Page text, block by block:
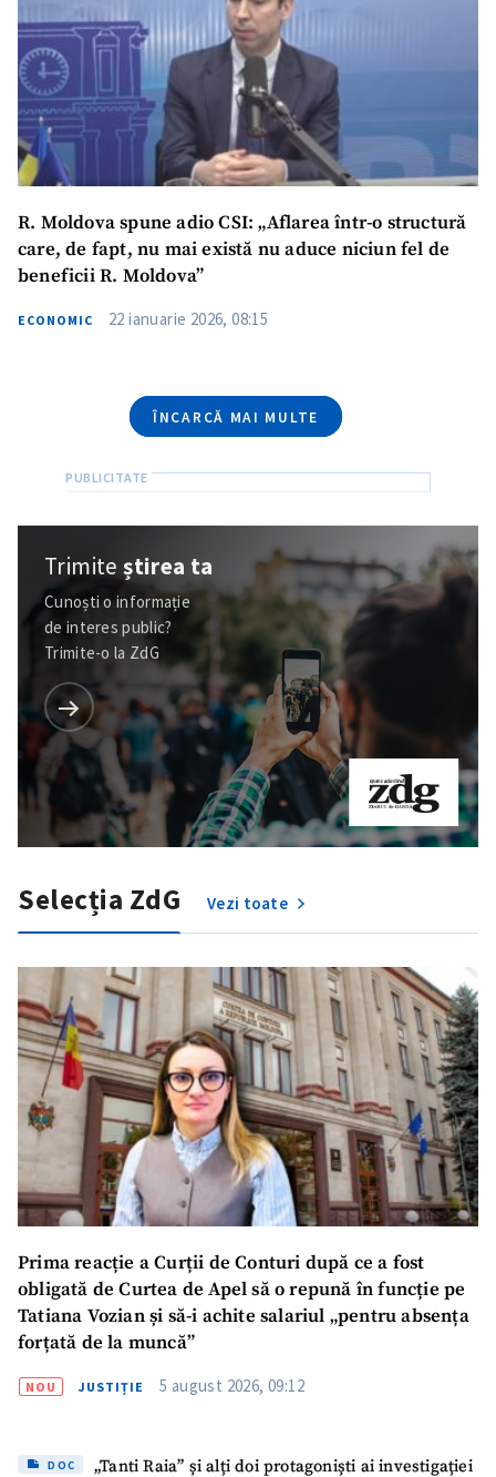
SUSȚINE
R. Moldova spune adio CSI: „Aflarea într-o structură
care, de fapt, nu mai există nu aduce niciun fel de
beneficii R. Moldova”
ECONOMIC 22 ianuarie 2026, 08:15
ÎNCARCĂ MAI MULTE
Trimiteștirea ta
Cunoști o informație
de interes public?
Trimite-o la ZdG
Selecția ZdG Vezi toate
Prima reacție a Curții de Conturi după ce a fost
obligată de Curtea de Apel să o repună în funcție pe
Tatiana Vozian și să-i achite salariul „pentru absența
forțată de la muncă”
NOU JUSTIȚIE 5 august 2026, 09:12
DOC
„Tanti Raia” și alți doi protagoniști ai investigației
Email+ Emailul meu
Telefon
+ Telefon personal
Am citit și sunt de
acord cupolitica de
TRIMITE ȘTIREA